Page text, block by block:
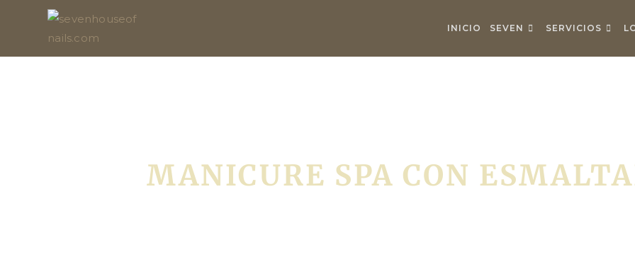
INICIO SEVEN SERVICIOS
MANICURE SPA CON